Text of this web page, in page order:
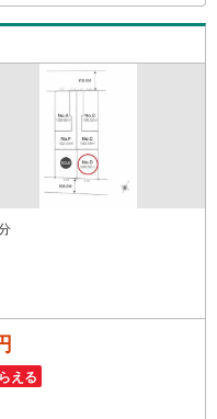
建物（株）八王子店 営業5
える